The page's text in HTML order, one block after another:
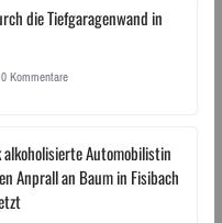
die Tiefgaragenwand in
0 Kommentare
alkoholisierte Automobilistin
Anprall an Baum in Fisibach